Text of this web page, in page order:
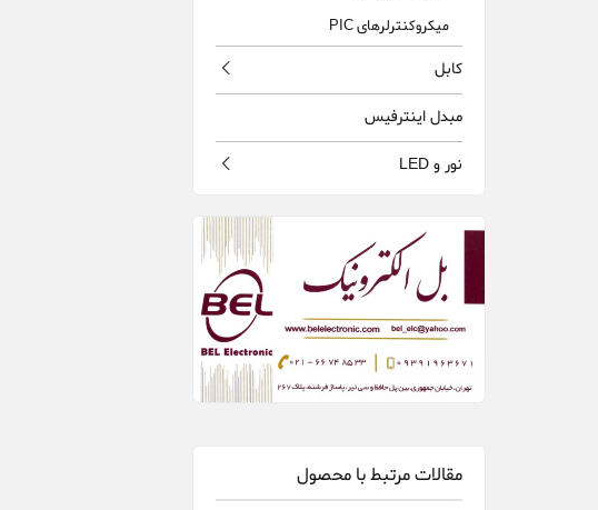
ميكروكنترلرهای PIC
كابل
مبدل اينترفيس
نور و LED
مقالات مرتبط با محصول